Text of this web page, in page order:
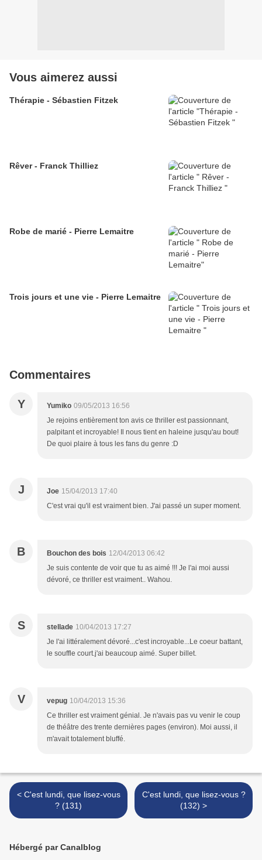
Vous aimerez aussi
Thérapie - Sébastien Fitzek
Rêver - Franck Thilliez
Robe de marié - Pierre Lemaitre
Trois jours et une vie - Pierre Lemaitre
Commentaires
Y Yumiko 09/05/2013 16:56
Je rejoins entièrement ton avis ce thriller est passionnant,
palpitant et incroyable! Il nous tient en haleine jusqu'au bout!
De quoi plaire à tous les fans du genre :D
J Joe 15/04/2013 17:40
C'est vrai qu'il est vraiment bien. J'ai passé un super moment.
B Bouchon des bois 12/04/2013 06:42
Je suis contente de voir que tu as aimé !!! Je l'ai moi aussi
dévoré, ce thriller est vraiment.. Wahou.
S stellade 10/04/2013 17:27
Je l'ai littéralement dévoré...c'est incroyable...Le coeur battant,
le souffle court.j'ai beaucoup aimé. Super billet.
V vepug 10/04/2013 15:36
Ce thriller est vraiment génial. Je n'avais pas vu venir le coup
de théâtre des trente dernières pages (environ). Moi aussi, il
m'avait totalement bluffé.
< C'est lundi, que lisez-vous
? (131)
C'est lundi, que lisez-vous ?
(132) >
Hébergé par Canalblog